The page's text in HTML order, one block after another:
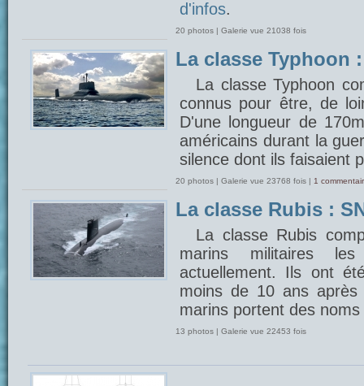
d'infos.
20 photos | Galerie vue 21038 fois
La classe Typhoon
La classe Typhoon
connus pour être, de
D'une longueur de
américains durant la
silence dont ils faisaient
20 photos | Galerie vue 23768 fois | 1
La classe Rubis :
La classe Rubis
marins militaires
actuellement. Ils ont
moins de 10 ans
marins portent des
13 photos | Galerie vue 22453 fois